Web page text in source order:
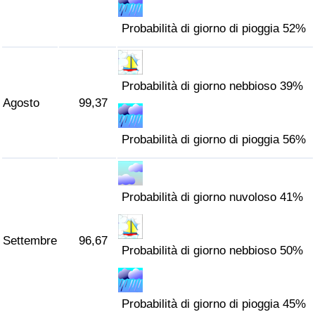
Probabilità di giorno di pioggia 52%
Agosto 99,37
Probabilità di giorno nebbioso 39%
Probabilità di giorno di pioggia 56%
Settembre 96,67
Probabilità di giorno nuvoloso 41%
Probabilità di giorno nebbioso 50%
Probabilità di giorno di pioggia 45%